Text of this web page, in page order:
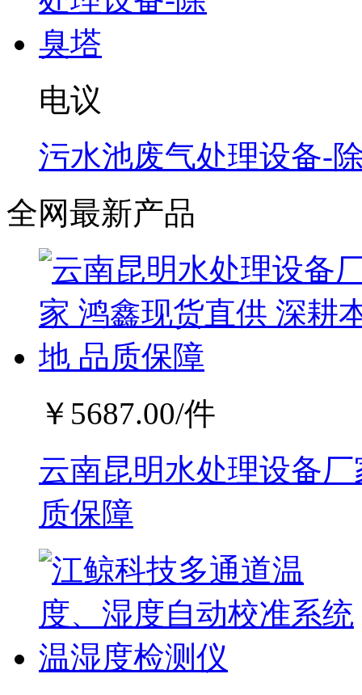
电议
污水池废气处理设备-
全网最新产品
￥ 5687.00/件
云南昆明水处理设备
质保障